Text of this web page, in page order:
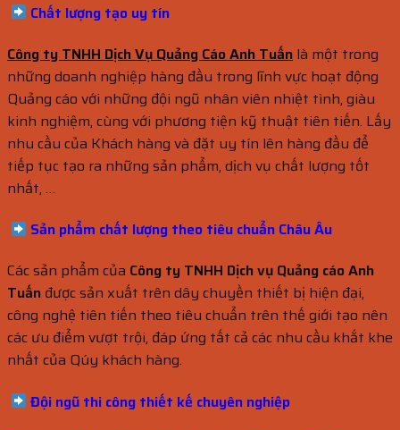
Chất lượng tạo uy tín
Công ty TNHH Dịch Vụ Quảng Cáo Anh Tuấn là một trong
những doanh nghiệp hàng đầu trong lĩnh vực hoạt động
Quảng cáo với những đội ngũ nhân viên nhiệt tình, giàu
kinh nghiệm, cùng với phương tiện kỹ thuật tiên tiến. Lấy
nhu cầu của Khách hàng và đặt uy tín lên hàng đầu để
tiếp tục tạo ra những sản phẩm, dịch vụ chất lượng tốt
nhất, …
Sản phẩm chất lượng theo tiêu chuẩn Châu Âu
Các sản phẩm của Công ty TNHH Dịch vụ Quảng cáo Anh
Tuấn được sản xuất trên dây chuyền thiết bị hiện đại,
công nghệ tiên tiến theo tiêu chuẩn trên thế giới tạo nên
các ưu điểm vượt trội, đáp ứng tất cả các nhu cầu khắt khe
nhất của Qúy khách hàng.
Đội ngũ thi công thiết kế chuyên nghiệp